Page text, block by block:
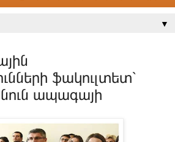
▼
ֆակուլտետ՝
ապագայի